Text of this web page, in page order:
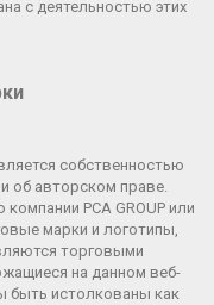
с деятельностью этих
собственностью
об авторском праве.
компании PCA GROUP или
марки и логотипы,
торговыми
на данном веб-
быть истолкованы как